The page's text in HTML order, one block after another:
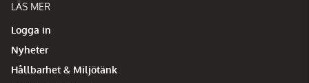
LÄS MER
Logga in
Nyheter
Hållbarhet & Miljötänk